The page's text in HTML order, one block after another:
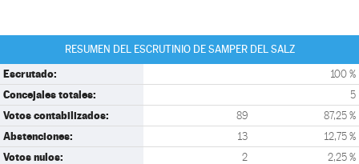
RESUMEN DEL ESCRUTINIO DE SAMPER DEL SALZ
Escrutado: 100 %
Concejales totales: 5
Votos contabilizados: 89 87,25 %
Abstenciones: 13 12,75 %
Votos nulos: 2 2,25 %